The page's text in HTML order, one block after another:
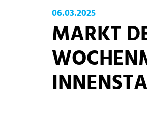
06.03.2025
MARKT